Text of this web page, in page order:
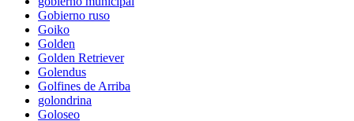
Gobierno ruso
Goiko
Golden
Golden Retriever
Golendus
Golfines de Arriba
golondrina
Goloseo